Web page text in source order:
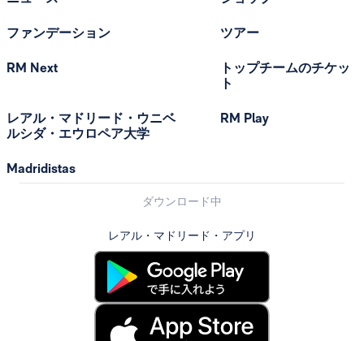
ファンデーション
RM Next
レアル・マドリード・ウニベ
ルシダ・エウロペア大学
Madridistas
ツアー
トップチームのチケッ
ト
RM Play
ダウンロード中
レアル・マドリード・アプリ